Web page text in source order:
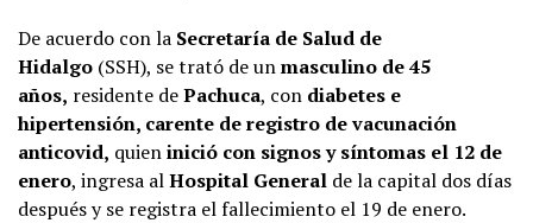
De acuerdo con la Secretaría de Salud de
Hidalgo (SSH), se trató de unmasculino de 45
años, residente dePachuca, con diabetes e
hipertensión, carente de registro de vacunación
anticovid, quieninició con signos y síntomas el 12 de
enero, ingresa alHospital General de la capital dos días
después y se registra el fallecimiento el 19 de enero.